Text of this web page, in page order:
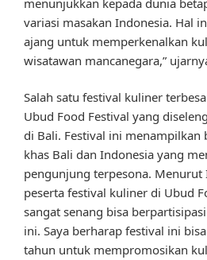
variasi masakan Indonesia. Hal
ajang untuk memperkenalkan
wisatawan mancanegara,”
Salah satu festival kuliner
Ubud Food Festival yang
di Bali. Festival ini menampilkan
khas Bali dan Indonesia yang
pengunjung terpesona. Menurut
peserta festival kuliner di Ubud
sangat senang bisa
ini. Saya berharap festival ini
tahun untuk mempromosikan